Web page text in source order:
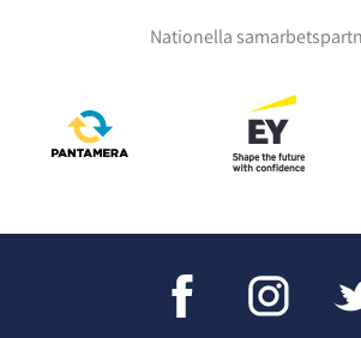
Nationella